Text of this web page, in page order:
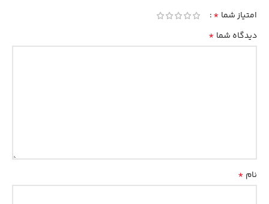
امتیاز شما *
دیدگاه شما *
نام *